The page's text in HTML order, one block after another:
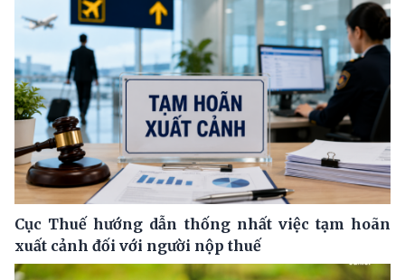
Cục Thuế hướng dẫn thống nhất việc tạm hoãn
xuất cảnh đối với người nộp thuế